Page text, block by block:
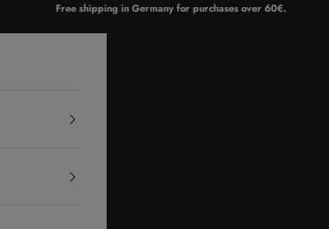
Free shipping in Germany for purchases over 60€.